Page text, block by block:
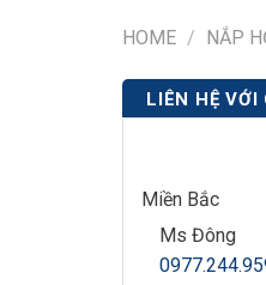
HOME / NẮP
LIÊN HỆ VỚI
Miền Bắc
Ms Đông